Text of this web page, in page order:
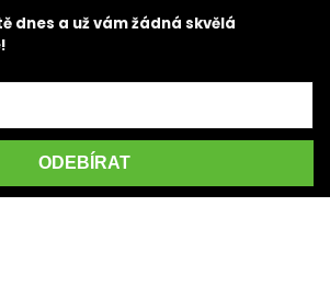
dnes a už vám žádná skvělá